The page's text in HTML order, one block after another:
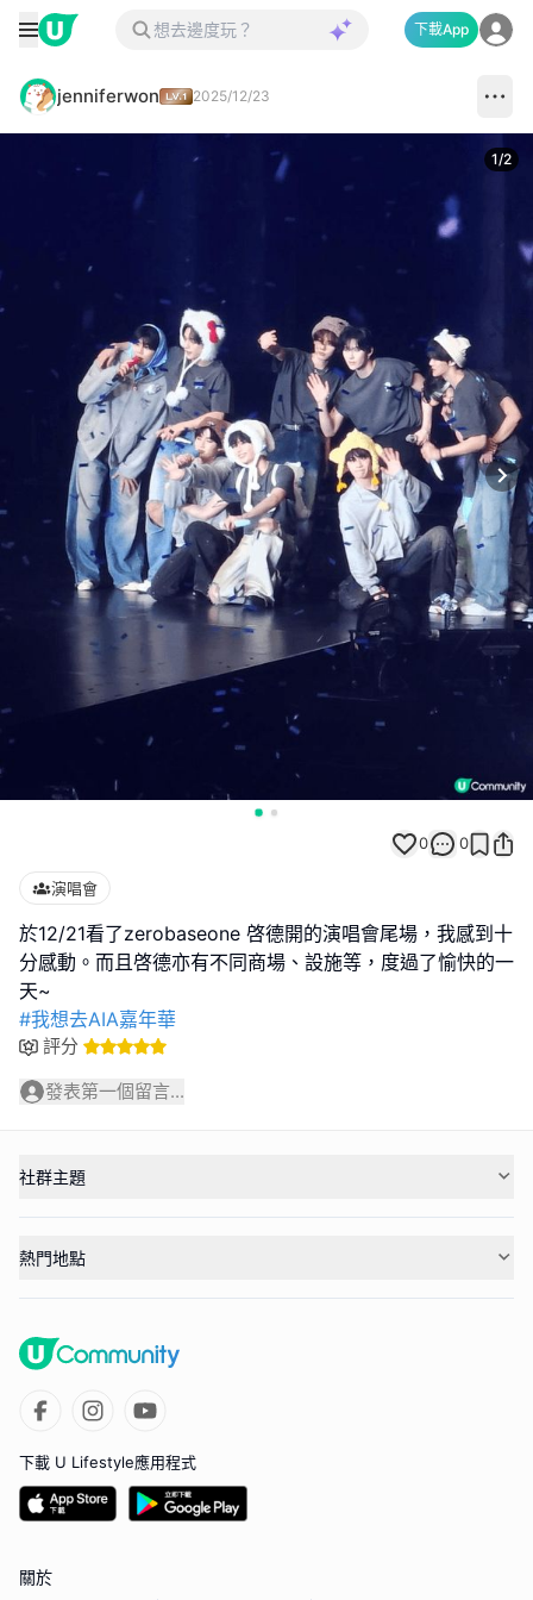
下載App
jenniferwon 2025/12/23
1/2
0 0
演唱會
於12/21看了zerobaseone 啓德開的演唱會尾場，我感到十
分感動。而且啓德亦有不同商場、設施等，度過了愉快的一
#我想去AIA嘉年華
評分
發表第一個留言...
社群主題
熱門地點
下載 U Lifestyle應用程式
關於